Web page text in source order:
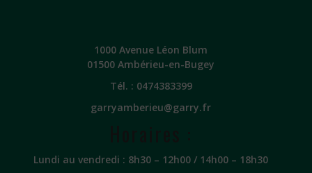
1000 Avenue Léon Blum
01500 Ambérieu-en-Bugey
Tél. : 0474383399
garryamberieu@garry.fr
Lundi au vendredi : 8h30 – 12h00 / 14h00 – 18h30